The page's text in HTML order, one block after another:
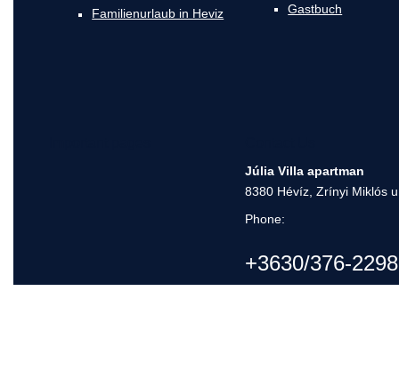
Familienurlaub in Heviz
Gastbuch
Júlia Villa apartman
8380 Hévíz, Zrínyi Miklós
Phone:
+3630/376-2298